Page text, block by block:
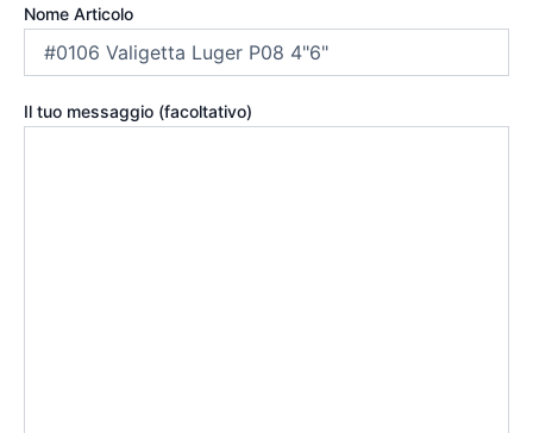
Nome Articolo
Il tuo messaggio (facoltativo)